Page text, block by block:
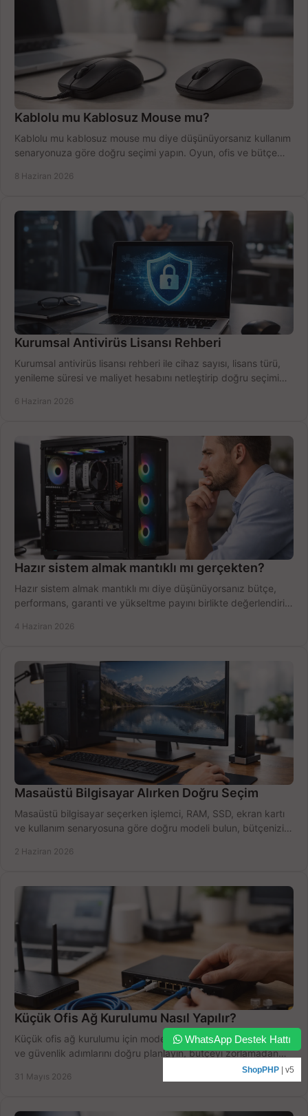
Kablolu mu Kablosuz Mouse mu?
Kablolu mu kablosuz mouse mu diye düşünüyorsanız kullanım
senaryonuza göre doğru seçimi yapın. Oyun, ofis ve bütçe
8 Haziran 2026
Kurumsal Antivirüs Lisansı Rehberi
Kurumsal antivirüs lisansı rehberi ile cihaz sayısı, lisans türü,
yenileme süresi ve maliyet hesabını netleştirip doğru seçimi
6 Haziran 2026
Hazır sistem almak mantıklı mı gerçekten?
Hazır sistem almak mantıklı mı diye düşünüyorsanız bütçe,
performans, garanti ve yükseltme payını birlikte değerlendirin,
4 Haziran 2026
Masaüstü Bilgisayar Alırken Doğru Seçim
Masaüstü bilgisayar seçerken işlemci, RAM, SSD, ekran kartı
ve kullanım senaryosuna göre doğru modeli bulun, bütçenizi
2 Haziran 2026
Küçük Ofis Ağ Kurulumu Nasıl Yapılır?
Küçük ofis ağ kurulumu için modem, router, switch, kablolama
ve güvenlik adımlarını doğru planlayın, bütçeyi zorlamadan
31 Mayıs 2026
WhatsApp Destek Hattı
ShopPHP | v5